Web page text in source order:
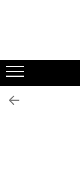
1-2 ani
3-4 ani
5-7 ani